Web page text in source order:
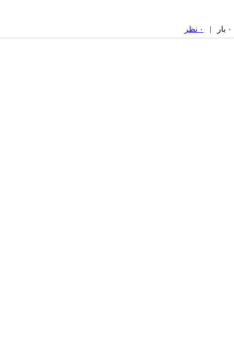
۰ نظر